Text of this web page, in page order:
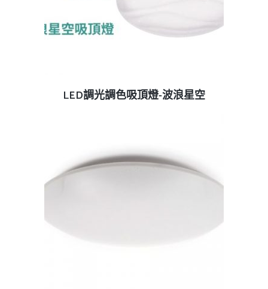
查看內容
LED調光調色吸頂燈-波浪星空